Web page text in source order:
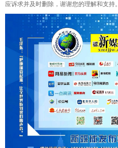
应诉求并及时删除，谢谢您的理解和支持。